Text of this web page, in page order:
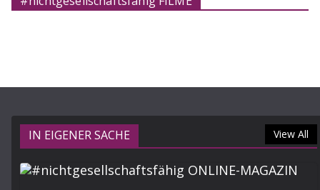
IN EIGENER SACHE View All